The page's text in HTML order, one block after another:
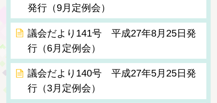
発行（9月定例会）
議会だより141号 平成27年8月25日発
行（6月定例会）
議会だより140号 平成27年5月25日発
行（3月定例会）